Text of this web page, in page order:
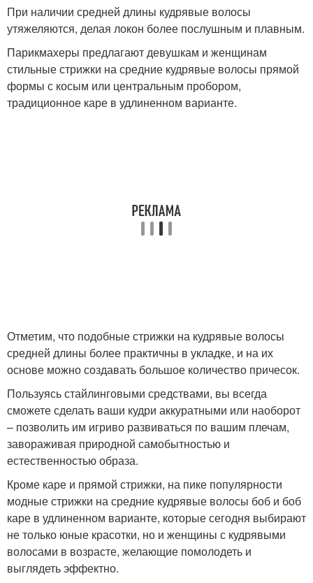
При наличии средней длины кудрявые волосы
утяжеляются, делая локон более послушным и плавным.
Парикмахеры предлагают девушкам и женщинам
стильные стрижки на средние кудрявые волосы прямой
формы с косым или центральным пробором,
традиционное каре в удлиненном варианте.
Отметим, что подобные стрижки на кудрявые волосы
средней длины более практичны в укладке, и на их
основе можно создавать большое количество причесок.
Пользуясь стайлинговыми средствами, вы всегда
сможете сделать ваши кудри аккуратными или наоборот
– позволить им игриво развиваться по вашим плечам,
завораживая природной самобытностью и
естественностью образа.
Кроме каре и прямой стрижки, на пике популярности
модные стрижки на средние кудрявые волосы боб и боб
каре в удлиненном варианте, которые сегодня выбирают
не только юные красотки, но и женщины с кудрявыми
волосами в возрасте, желающие помолодеть и
выглядеть эффектно.